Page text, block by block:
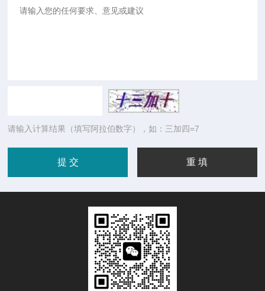
请输入计算结果（填写阿拉伯数字），如：三加四=7